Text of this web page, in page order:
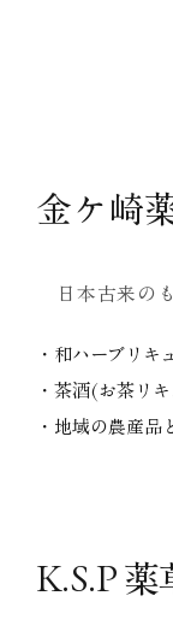
金ケ崎
日本古来の
・和ハーブリキ
・茶酒(お茶リ
・​地域の農産品
K.S.P 薬